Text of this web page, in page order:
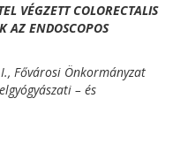
VÉGZETT COLORECTALIS
AZ ENDOSCOPOS
I., Fővárosi Önkormányzat
– és